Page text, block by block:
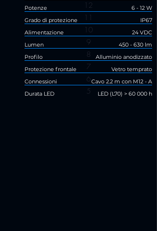
12
11
10
9
8
7
6
5
Potenze
Grado di protezione
Alimentazione
Lumen
Profilo
Protezione frontale
Connessioni
Durata LED
LED (L70) > 60 000 h
Cavo 2.2 m con M12 - A
Vetro temprato
Alluminio anodizzato
450 - 630 lm
24 VDC
IP67
6 - 12 W